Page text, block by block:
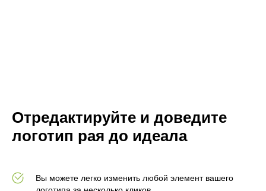
Отредактируйте и доведите
логотип рая до идеала
Вы можете легко изменить любой элемент вашего